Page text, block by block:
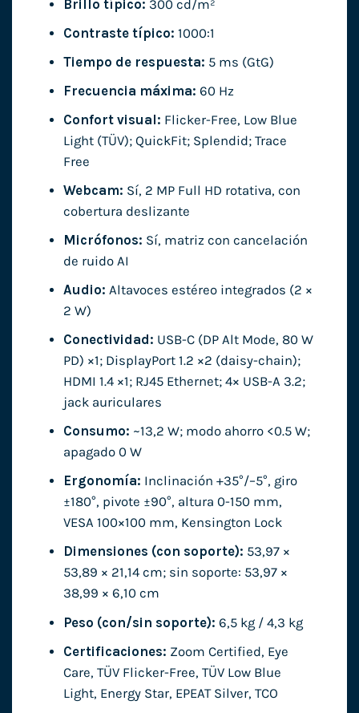
Brillo típico: 300 cd/m²
Contraste típico: 1000:1
Tiempo de respuesta: 5 ms (GtG)
Frecuencia máxima: 60 Hz
Confort visual: Flicker-Free, Low Blue
Light (TÜV); QuickFit; Splendid; Trace
Free
Webcam: Sí, 2 MP Full HD rotativa, con
cobertura deslizante
Micrófonos: Sí, matriz con cancelación
de ruido AI
Audio: Altavoces estéreo integrados (2 ×
2 W)
Conectividad: USB-C (DP Alt Mode, 80 W
PD) ×1; DisplayPort 1.2 ×2 (daisy-chain);
HDMI 1.4 ×1; RJ45 Ethernet; 4× USB-A 3.2;
jack auriculares
Consumo: ~13,2 W; modo ahorro <0.5 W;
apagado 0 W
Ergonomía: Inclinación +35°/–5°, giro
±180°, pivote ±90°, altura 0-150 mm,
VESA 100×100 mm, Kensington Lock
Dimensiones (con soporte): 53,97 ×
53,89 × 21,14 cm; sin soporte: 53,97 ×
38,99 × 6,10 cm
Peso (con/sin soporte): 6,5 kg / 4,3 kg
Certificaciones: Zoom Certified, Eye
Care, TÜV Flicker-Free, TÜV Low Blue
Light, Energy Star, EPEAT Silver, TCO